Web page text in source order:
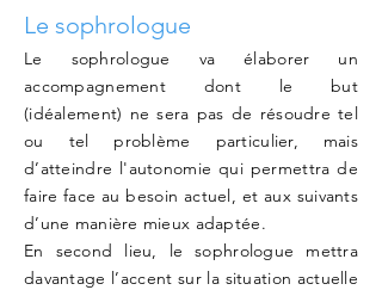
Le sophrologue
​Le sophrologue va élaborer un
accompagnement dont le but
(idéalement) ne sera pas de résoudre tel
ou tel problème particulier, mais
d’atteindre l'autonomie qui permettra de
faire face au besoin actuel, et aux suivants
d’une manière mieux adaptée.
En second lieu, le sophrologue mettra
davantage l’accent sur la situation actuelle